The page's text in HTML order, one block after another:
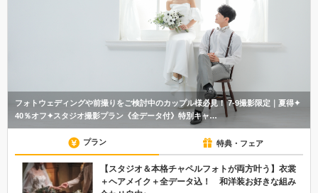
フォトウェディングや前撮りをご検討中のカップル様必見！ 7-9撮影限定｜夏得✦
40％オフ✦スタジオ撮影プラン《全データ付》特別キャ…
プラン 特典・フェア
【スタジオ＆本格チャペルフォトが両方叶う】衣裳
＋ヘアメイク＋全データ込！ 和洋装お好きな組み